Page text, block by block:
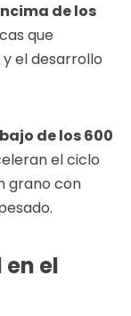
de los
que
el desarrollo
de los 600
el ciclo
grano con
el